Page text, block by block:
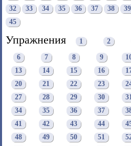
32
33 34 35 36 37 38 39
45
Упражнения 1 2
6 7 8 9
13
14 15 16
20
21 22 23
27
28 29 30
34
35 36 37
41
42 43 44
48
49 50 51